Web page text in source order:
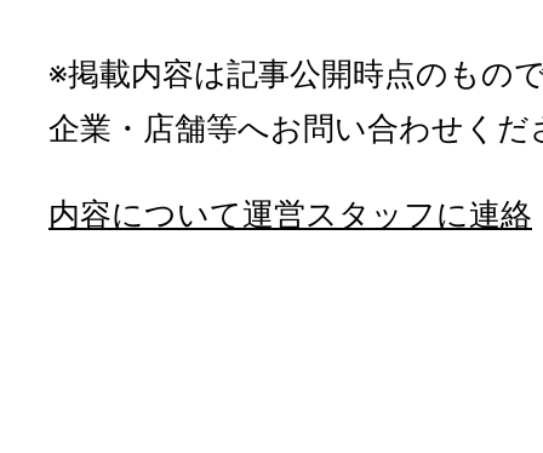
※掲載内容は記事公開時点のもの
企業・店舗等へお問い合わせくだ
内容について運営スタッフに連絡